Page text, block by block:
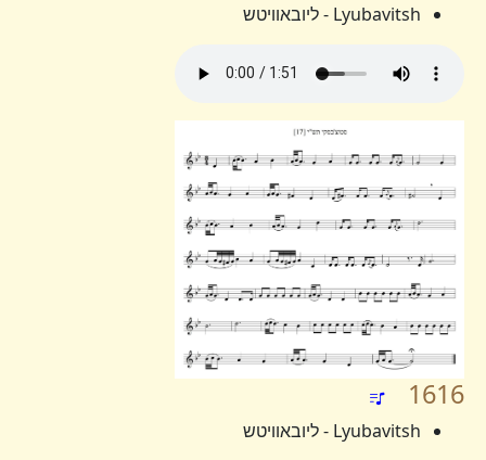
Lyubavitsh - ליובאוויטש
1616
Lyubavitsh - ליובאוויטש